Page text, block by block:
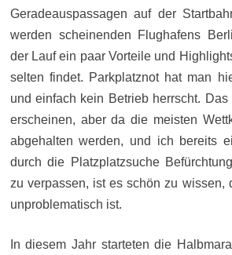
Geradeauspassagen auf der
werden scheinenden Flughafens
der Lauf ein paar Vorteile und
selten findet. Parkplatznot hat man
und einfach kein Betrieb herrscht.
erscheinen, aber da die meisten
abgehalten werden, und ich bereits
durch die Platzplatzsuche
zu verpassen, ist es schön zu wissen,
unproblematisch ist.
In diesem Jahr starteten die